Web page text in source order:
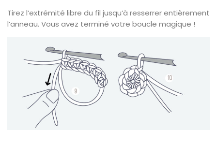
Tirez l’extrémité libre du fil jusqu’à resserrer entièrement
l’anneau. Vous avez terminé votre boucle magique !